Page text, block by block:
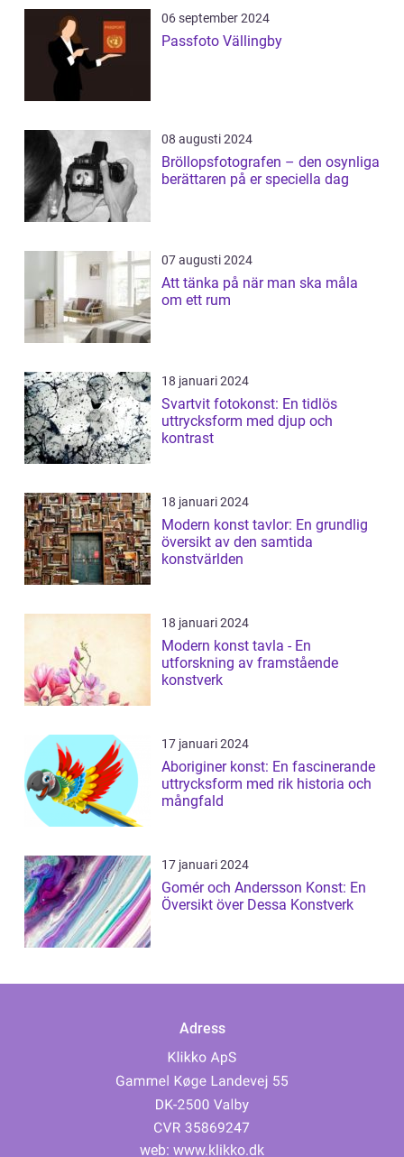
06 september 2024
Passfoto Vällingby
08 augusti 2024
Bröllopsfotografen – den osynliga
berättaren på er speciella dag
07 augusti 2024
Att tänka på när man ska måla
om ett rum
18 januari 2024
Svartvit fotokonst: En tidlös
uttrycksform med djup och
kontrast
18 januari 2024
Modern konst tavlor: En grundlig
översikt av den samtida
konstvärlden
18 januari 2024
Modern konst tavla - En
utforskning av framstående
konstverk
17 januari 2024
Aboriginer konst: En fascinerande
uttrycksform med rik historia och
mångfald
17 januari 2024
Gomér och Andersson Konst: En
Översikt över Dessa Konstverk
Adress
web: www.klikko.dk